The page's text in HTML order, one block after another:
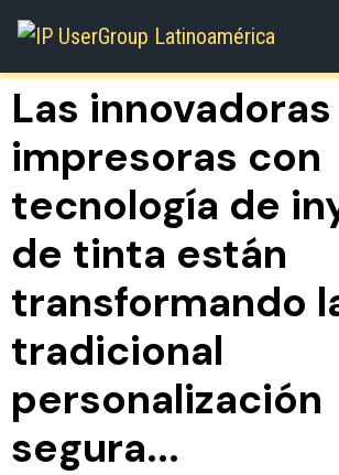
Las innovadoras
impresoras con
tecnología de
de tinta están
transformando
tradicional
personalización
segura...